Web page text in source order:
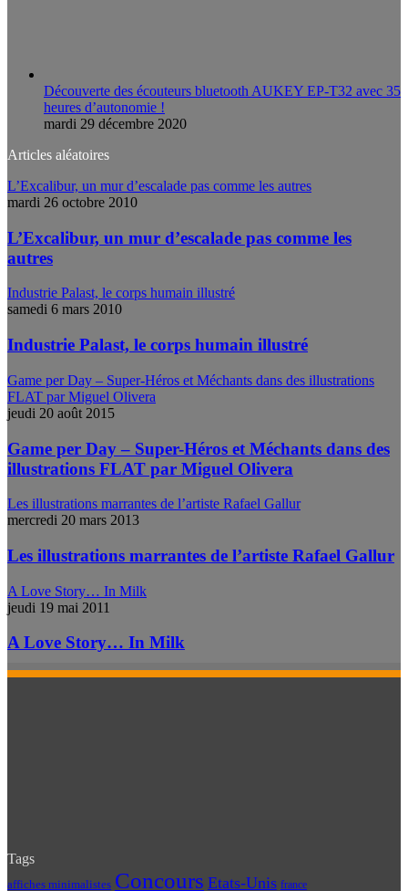
Découverte des écouteurs bluetooth AUKEY EP-T32 avec 35
heures d’autonomie !
mardi 29 décembre 2020
Articles aléatoires
L’Excalibur, un mur d’escalade pas comme les autres
mardi 26 octobre 2010
L’Excalibur, un mur d’escalade pas comme les
autres
Industrie Palast, le corps humain illustré
samedi 6 mars 2010
Industrie Palast, le corps humain illustré
Game per Day – Super-Héros et Méchants dans des illustrations
FLAT par Miguel Olivera
jeudi 20 août 2015
Game per Day – Super-Héros et Méchants dans des
illustrations FLAT par Miguel Olivera
Les illustrations marrantes de l’artiste Rafael Gallur
mercredi 20 mars 2013
Les illustrations marrantes de l’artiste Rafael Gallur
A Love Story… In Milk
jeudi 19 mai 2011
A Love Story… In Milk
Tags
affiches minimalistes Concours Etats-Unis france